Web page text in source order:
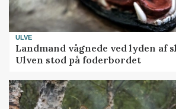
ULVE
Landmand vågnede ved lyden af
Ulven stod på foderbordet